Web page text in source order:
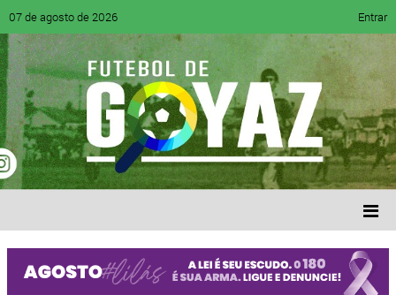
07 de agosto de 2026 Entrar